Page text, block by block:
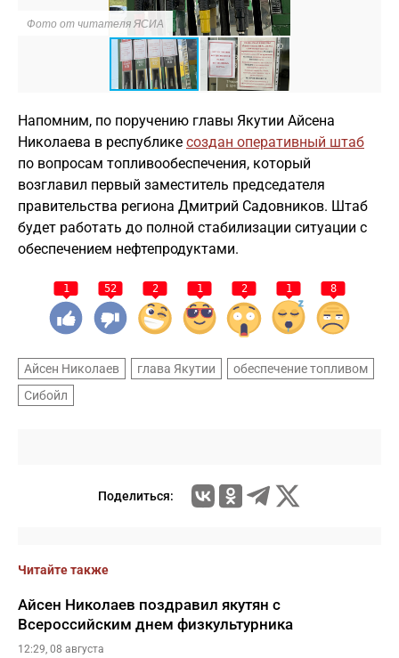
Фото от читателя ЯСИА
Напомним, по поручению главы Якутии Айсена
Николаева в республике создан оперативный штаб
по вопросам топливообеспечения, который
возглавил первый заместитель председателя
правительства региона Дмитрий Садовников. Штаб
будет работать до полной стабилизации ситуации с
обеспечением нефтепродуктами.
1 52 2 1 2 1 8
Айсен Николаев глава Якутии
обеспечение топливом
Сибойл
Поделиться:
Читайте также
Айсен Николаев поздравил якутян с
Всероссийским днем физкультурника
12:29, 08 августа